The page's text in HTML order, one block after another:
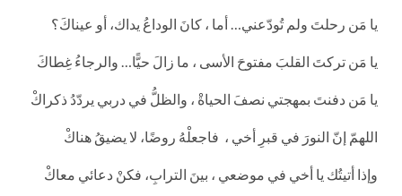
يا مَن رحلتَ ولم تُودّعني… أما ، كانَ الوداعُ يداك، أو عيناكَ؟
يا مَن تركتَ القلبَ مفتوحَ الأسى ، ما زالَ حيًّا… والرجاءُ غِطاكَ
يا مَن دفنتَ بمهجتي نصفَ الحياةْ ، والظلُّ في دربي يردّدُ ذكراكْ
اللهمّ إنّ النورَ في قبرِ أخي ، فاجعلْهُ روضًا، لا يضيقُ هناكْ
وإذا أتيتُك يا أخي في موضعي ، بينَ الترابِ، فكنْ دعائي معاكْ